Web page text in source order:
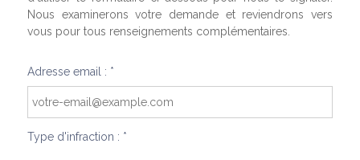
Nous examinerons votre demande et reviendrons vers
vous pour tous renseignements complémentaires.
Adresse email : *
Type d'infraction : *